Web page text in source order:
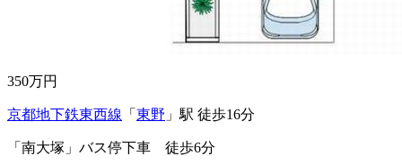
350万円
京都地下鉄東西線 「 東野 」駅 徒歩16分
「南大塚」バス停下車 徒歩6分